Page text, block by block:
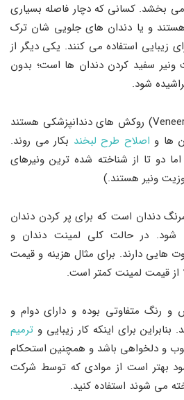
بخشد. کسانی که دچار فاصله بسیاری
و یا دندان های جلویی‌ شان ترک
زیبایی استفاده می کنند. یکی دیگر از
سفید کردن دندان ها است؛ بدون
شود.
(توضیحات: ونیر دندان یا (Veneer) روکش های دندانپزشکی هستند
ها و اصلاح طرح لبخند بکار می روند.
اما دو تا از شناخته شده ترین ونیرهای
ونیر هستند.)
دندان است که برای پر کردن دندان
شود. در حالت کلی لمینت دندان و
هایی دارند. برای مثال هزینه و قیمت
از قیمت لمینت کمتر است.
و رنگ متفاوتی بوده و دارای دوام و
برای اینکه کار زیبایی و ترمیم
و دلخواهی باشد و همچنین استحکام
بهتر است از موادی که توسط شرکت‌
می‌ شوند استفاده کنید.